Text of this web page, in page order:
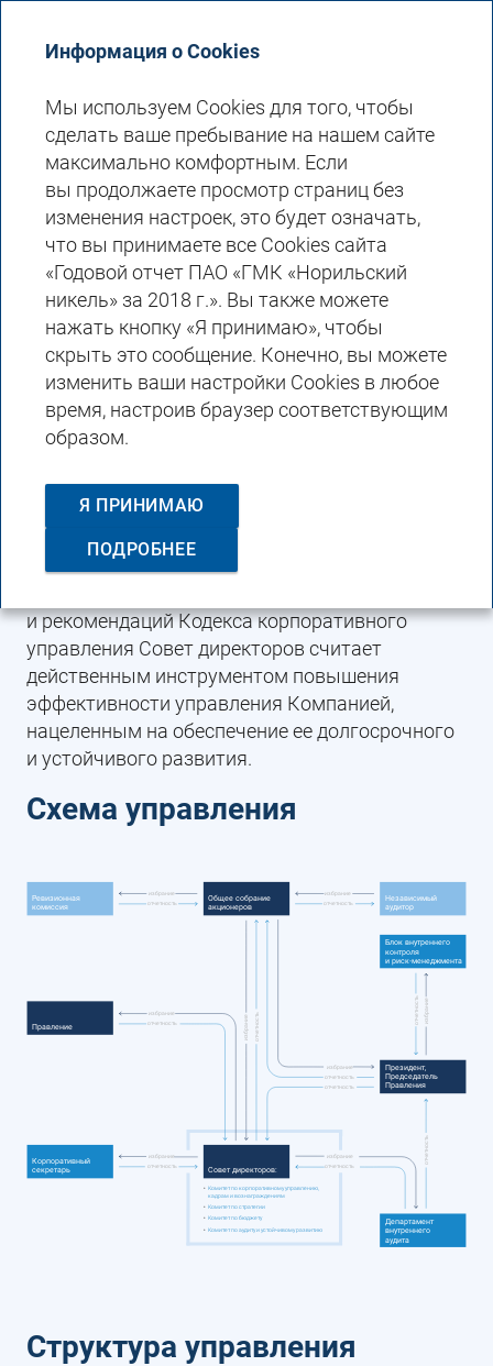
СИСТЕМА И СТРУКТУРА
КОРПОРАТИВНОГО
УПРАВЛЕНИЯ
Заявление Совета
директоров
Совет директоров ПАО «ГМК «Норильский
никель», осознавая свою ключевую роль
в системе корпоративного управления,
самым высоким стандартам и лучшим
практикам в области корпоративного
управления.
и рекомендаций Кодекса корпоративного
управления Совет директоров считает
действенным инструментом повышения
эффективности управления Компанией,
нацеленным на обеспечение ее долгосрочного
и устойчивого развития.
Схема управления
Комитет по корпоративному управлению,
кадрам и вознаграждениям
Комитет по стратегии
Комитет по бюджету
Комитет по аудиту и устойчивому развитию
•
•
•
•
Ревизионная
комиссия
Независимый
аудитор
Общее собрание
акционеров
избрание
отчетность
избрание отчетность
избрание
отчетность
отчетность
избрание
отчетность
Корпоративный
секретарь
Департамент
внутреннего
аудита
Блок внутреннего
контроля
и риск-менеджмента
Правление
Президент,
Председатель
Правления
Совет директоров:
избрание
отчетность
избрание
отчетность
отчетность
избрание
отчетность
избрание
отчетность
Структура управления
Информация о Cookies
Мы используем Cookies для того, чтобы
сделать ваше пребывание на нашем сайте
максимально комфортным. Если
вы продолжаете просмотр страниц без
изменения настроек, это будет означать,
что вы принимаете все Cookies сайта
«Годовой отчет ПАО «ГМК «Норильский
никель» за 2018 г.». Вы также можете
нажать кнопку «Я принимаю», чтобы
скрыть это сообщение. Конечно, вы можете
изменить ваши настройки Cookies в любое
время, настроив браузер соответствующим
образом.
Я ПРИНИМАЮ
ПОДРОБНЕЕ